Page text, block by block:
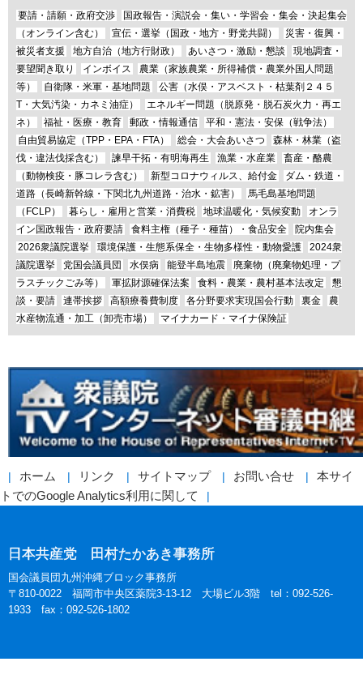
要請・請願・政府交渉
国政報告・演説会・集い・学習会・集会・決起集会
（オンライン含む）
宣伝・選挙（国政・地方・野党共闘）
災害・復興・
被災者支援
地方自治（地方行財政） あいさつ・激励・懇談
現地調査・
要望聞き取り
インボイス
農業（家族農業・所得補償・農業外国人問題
等）
自衛隊・米軍・基地問題
公害（水俣・アスベスト・枯葉剤２４５
T・大気汚染・カネミ油症）
エネルギー問題（脱原発・脱石炭火力・再エ
ネ）
福祉・医療・教育 郵政・情報通信
平和・憲法・安保（戦争法）
自由貿易協定（TPP・EPA・FTA）
総会・大会あいさつ
森林・林業（盗
伐・違法伐採含む）
諫早干拓・有明海再生 漁業・水産業
畜産・酪農
（動物検疫・豚コレラ含む）
新型コロナウィルス、給付金
ダム・鉄道・
道路（長崎新幹線・下関北九州道路・治水・鉱害）
馬毛島基地問題
（FCLP）
暮らし・雇用と営業・消費税 地球温暖化・気候変動
オンラ
イン国政報告・政府要請
食料主権（種子・種苗）・食品安全
院内集会
2026衆議院選挙
環境保護・生態系保全・生物多様性・動物愛護
2024衆
議院選挙
党国会議員団 水俣病 能登半島地震
廃棄物（廃棄物処理・プ
ラスチックごみ等）
軍拡財源確保法案 食料・農業・農村基本法改定
懇
談・要請
連帯挨拶 高額療養費制度 各分野要求実現国会行動 裏金
農
水産物流通・加工（卸売市場）
マイナカード・マイナ保険証
ホーム リンク サイトマップ お問い合せ
本サイ
トでのGoogle Analytics利用に関して
日本共産党 田村たかあき事務所
国会議員団九州沖縄ブロック事務所
〒810-0022 福岡市中央区薬院3-13-12 大場ビル3階 tel：092-526-
1933 fax：092-526-1802